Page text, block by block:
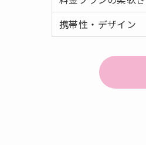
携帯性・デザイン